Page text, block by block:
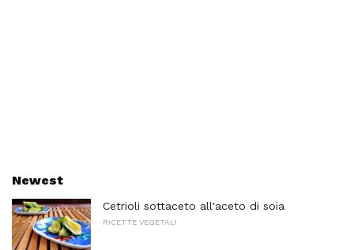
Newest
Cetrioli sottaceto all'aceto di soia
RICETTE VEGETALI